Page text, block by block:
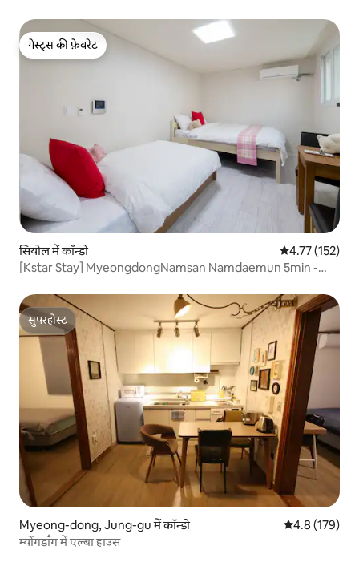
गेस्ट्स की फ़ेवरेट
गेस्ट्स की फ़ेवरेट
सियोल में कॉन्डो औसत रेटिंग 5 में से
4.77 (152)
[Kstar Stay] MyeongdongNamsan Namdaemun 5min -
सुपरहोस्ट
सुपरहोस्ट
Myeong-dong, Jung-gu में कॉन्डो औसत रेटिंग 5 में
4.8 (179)
म्योंगडाँग में एल्बा हाउस